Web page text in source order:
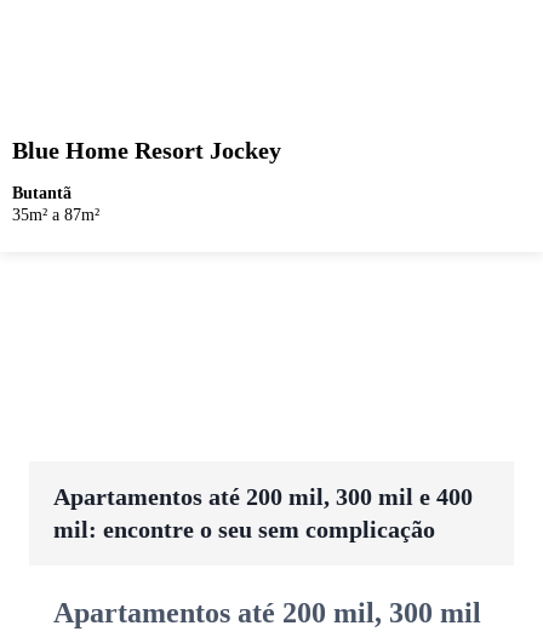
Blue Home Resort Jockey
Butantã
35m² a 87m²
Apartamentos até 200 mil, 300 mil e 400
mil: encontre o seu sem complicação
Apartamentos até 200 mil, 300 mil